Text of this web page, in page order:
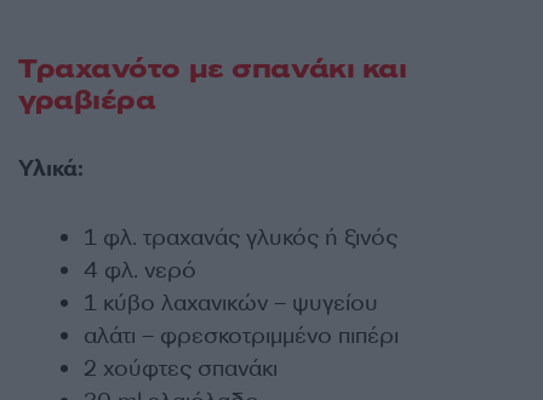
Τραχανότο με σπανάκι και
γραβιέρα
Υλικά:
1 φλ. τραχανάς γλυκός ή ξινός
4 φλ. νερό
1 κύβο λαχανικών – ψυγείου
αλάτι – φρεσκοτριμμένο πιπέρι
2 χούφτες σπανάκι